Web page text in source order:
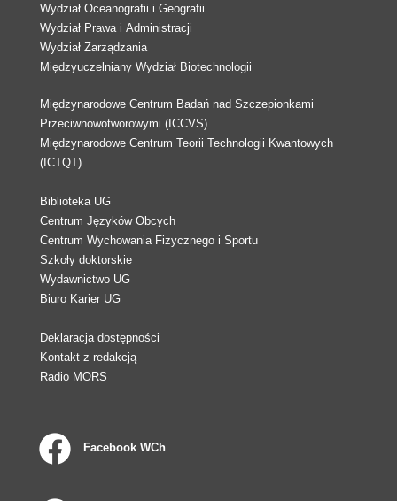
Wydział Oceanografii i Geografii
Wydział Prawa i Administracji
Wydział Zarządzania
Międzyuczelniany Wydział Biotechnologii
Międzynarodowe Centrum Badań nad Szczepionkami
Przeciwnowotworowymi (ICCVS)
Międzynarodowe Centrum Teorii Technologii Kwantowych
(ICTQT)
Biblioteka UG
Centrum Języków Obcych
Centrum Wychowania Fizycznego i Sportu
Szkoły doktorskie
Wydawnictwo UG
Biuro Karier UG
Deklaracja dostępności
Kontakt z redakcją
Radio MORS
Facebook WCh